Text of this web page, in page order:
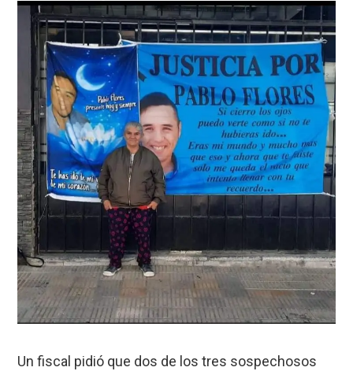
Un fiscal pidió que dos de los tres sospechosos